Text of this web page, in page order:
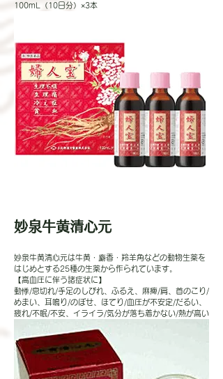
100mL（10日分）×3本
妙泉牛黄清心元
妙泉牛黄清心元は牛黄・麝香・羚羊角などの動物生薬を
はじめとする25種の生薬から作られています。
【高血圧に伴う諸症状に】
動悸/息切れ/手足のしびれ、ふるえ、麻痺/肩、首のこり/
めまい、耳鳴り/のぼせ、ほてり/血圧が不安定/だるい、
疲れ/不眠/不安、イライラ/気分が落ち着かない/熱が高い